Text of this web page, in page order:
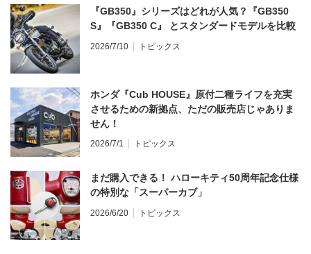
『GB350』シリーズはどれが人気？『GB350
S』『GB350 C』 とスタンダードモデルを比較
2026/7/10 トピックス
ホンダ『Cub HOUSE』原付二種ライフを充実
させるための新拠点、ただの販売店じゃありま
せん！
2026/7/1 トピックス
まだ購入できる！ ハローキティ50周年記念仕様
の特別な「スーパーカブ」
2026/6/20 トピックス